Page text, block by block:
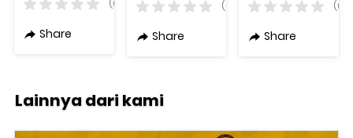
(0)
Share
Varian
Gigbag
(0)
Share
Series
ST2
(0)
Share
Lainnya dari kami